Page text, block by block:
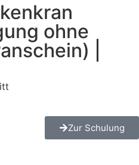
ohne
|
Zur Schulung